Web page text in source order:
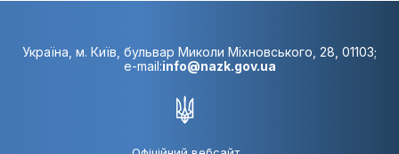
Україна, м. Київ, бульвар Миколи Міхновського, 28, 01103;
e-mail:info@nazk.gov.ua